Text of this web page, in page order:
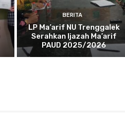
BERITA
LP Ma’arif NU Trenggalek
Serahkan Ijazah Ma’arif
PAUD 2025/2026